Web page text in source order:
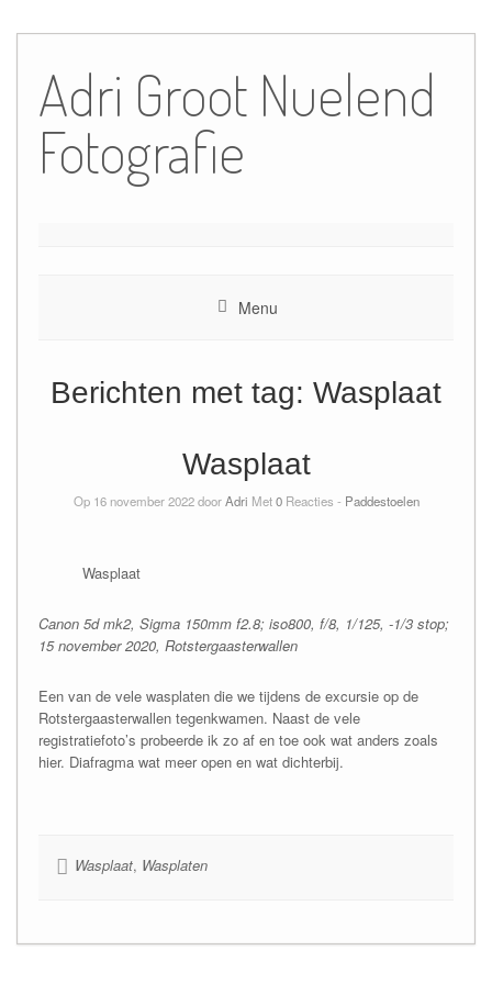
de
inhoud
Adri Groot Nuelend
Fotografie
Menu
Berichten met tag: Wasplaat
Wasplaat
Op 16 november 2022 doorAdri Met0Reacties - Paddestoelen
Wasplaat
Canon 5d mk2, Sigma 150mm f2.8; iso800, f/8, 1/125, -1/3 stop;
15 november 2020, Rotstergaasterwallen
Een van de vele wasplaten die we tijdens de excursie op de
Rotstergaasterwallen tegenkwamen. Naast de vele
registratiefoto’s probeerde ik zo af en toe ook wat anders zoals
hier. Diafragma wat meer open en wat dichterbij.
Wasplaat, Wasplaten